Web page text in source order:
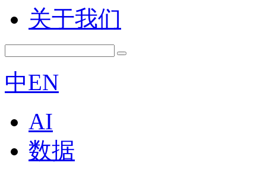
关于我们
中EN
AI
数据